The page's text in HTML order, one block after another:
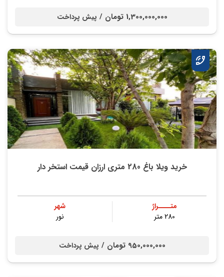
1,300,000,000 تومان / پیش پرداخت
خرید ویلا باغ 280 متری ارزان قیمت استخر دار
متــــراژ
280 متر
شهر
نور
950,000,000 تومان / پیش پرداخت